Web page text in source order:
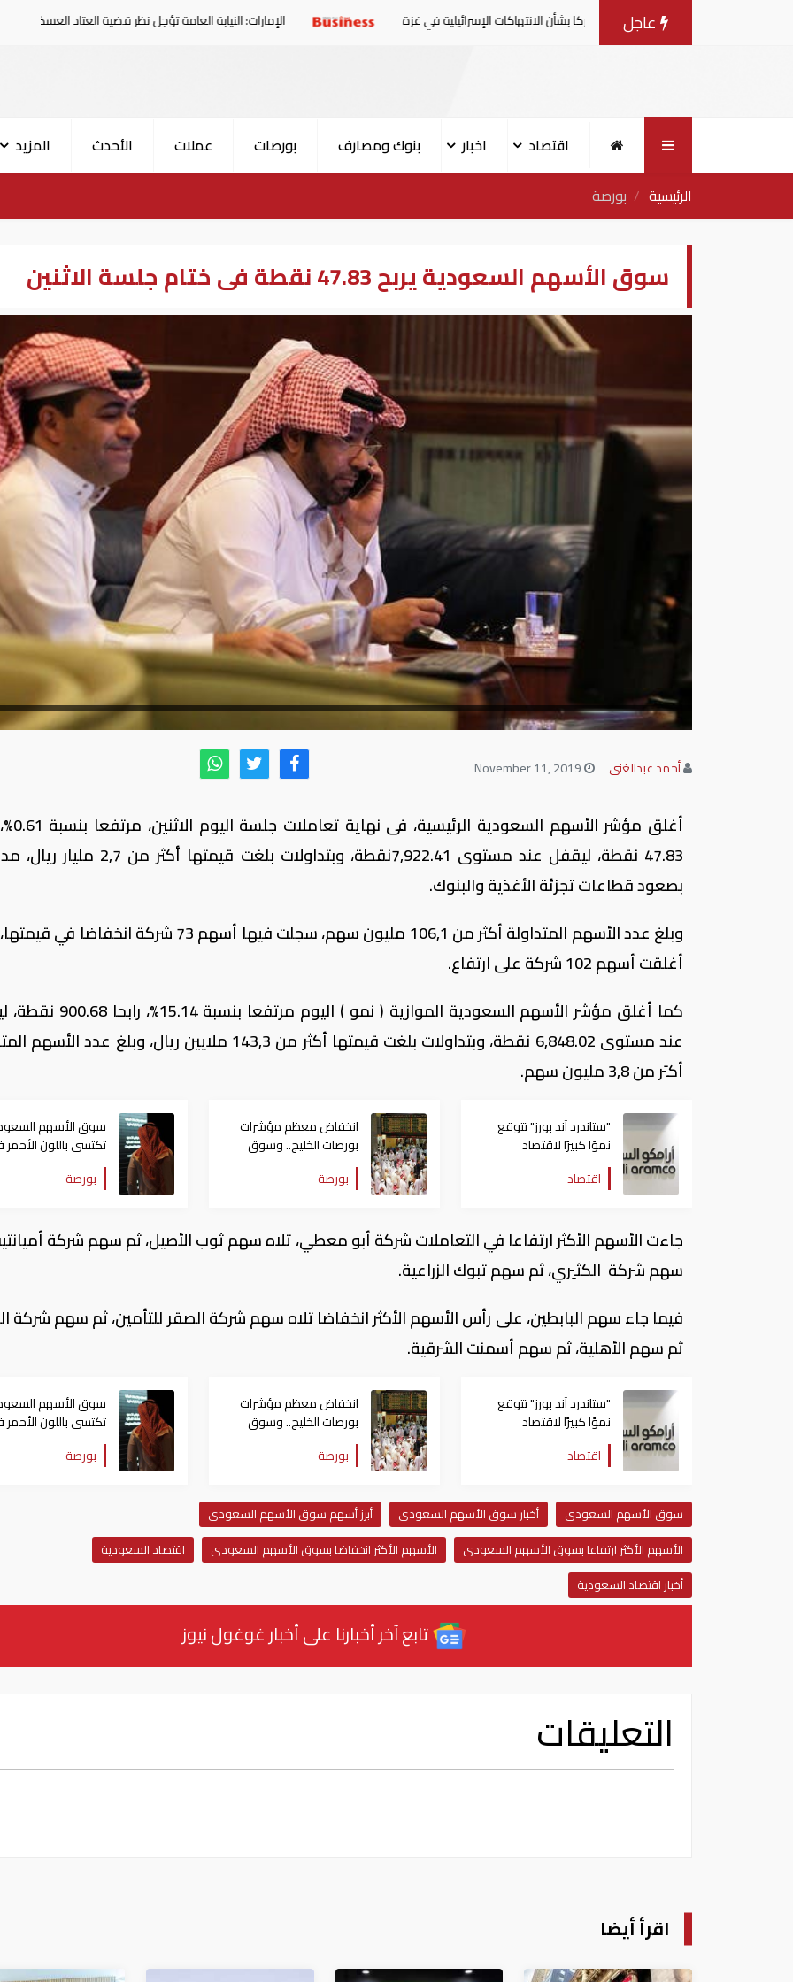
عاجل
يصدرون بيانا مشتركا بشأن الانتهاكات الإسرائيلية في غزة الإمارات: النيابة العامة تؤجل نظر قضية العتاد العسكري للسودان
اقتصاد اخبار بنوك ومصارف بورصات عملات الأحدث
المزيد
الرئيسية
بورصة
سوق الأسهم السعودية يربح 47.83 نقطة فى ختام جلسة الاثنين
أحمد عبدالغنى
أغلق مؤشر
47.83 نقطة، ليقفل عند مستوى 7,922.41نقطة، وبتداولات بلغت قيمتها
بصعود قطاعات تجزئة الأغذية والبنوك.
وبلغ عدد الأسهم المتداولة أكثر من 106,1 مليون سهم، سجلت فيها أسهم 73 شركة
أغلقت أسهم 102 شركة على ارتفاع
.
كما أغلق مؤشر الأسهم السعودية الموازية ( نمو ) اليوم
عند مستوى 6,848.02 نقطة، وبتداولات بلغت قيمتها أكثر من 143,3 ملايين ريال، وبلغ عدد
أكثر من 3,8 مليون سهم.
"ستاندرد آند بورز" تتوقع
نموًا كبيرًا لاقتصاد
السعودية بعد "طرح
أرامكو"
اقتصاد
انخفاض معظم مؤشرات
بورصات الخليج.. وسوق
الأسهم السعودى يربح
129.07 نقطة
بورصة
سوق الأسهم
تكتسى باللون
مستهل التعاملات
بورصة
جاءت الأسهم الأكثر ارتفاعا في التعاملات شركة أبو معطي، تلاه سهم ثوب الأصيل، ثم سهم شركة
سهم شركة الكثيري، ثم سهم تبوك الزراعية.
فيما جاء سهم البابطين، على رأس الأسهم الأكثر انخفاضا تلاه سهم شركة الصقر للتأمين، ثم سهم شركة
ثم سهم الأهلية، ثم سهم أسمنت الشرقية.
"ستاندرد آند بورز" تتوقع
نموًا كبيرًا لاقتصاد
السعودية بعد "طرح
أرامكو"
اقتصاد
انخفاض معظم مؤشرات
بورصات الخليج.. وسوق
الأسهم السعودى يربح
129.07 نقطة
بورصة
سوق الأسهم
تكتسى باللون
مستهل التعاملات
بورصة
سوق الأسهم السعودى أخبار سوق الأسهم السعودى
أبرز أسهم سوق الأسهم السعودى
الأسهم الأكثر ارتفاعا بسوق الأسهم السعودى
الأسهم الأكثر انخفاضا بسوق الأسهم السعودى
اقتصاد السعودية
أخبار اقتصاد السعودية
تابع آخر أخبارنا على أخبار غوغول نيوز
التعليقات
اقرأ أيضا